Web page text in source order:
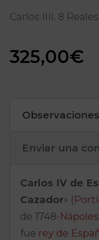
Carlos IIII. 8
325,00€
Observaciones
Enviar una
Carlos IV de
Cazador» (
de 1748-Nápoles
fue rey de